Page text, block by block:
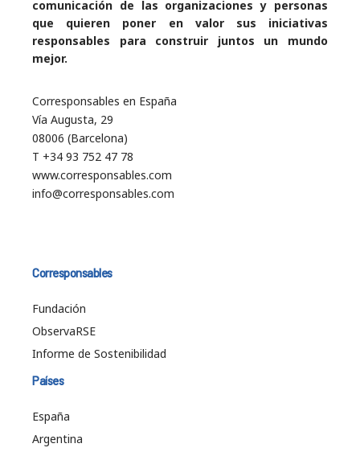
comunicación de las organizaciones y personas
que quieren poner en valor sus iniciativas
responsables para construir juntos un mundo
mejor.
Corresponsables en España
Vía Augusta, 29
08006 (Barcelona)
T +34 93 752 47 78
www.corresponsables.com
info@corresponsables.com
Corresponsables
Fundación
ObservaRSE
Informe de Sostenibilidad
Países
España
Argentina